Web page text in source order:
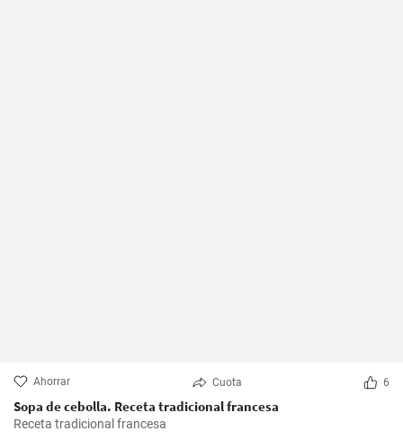
Ahorrar Cuota 6
Sopa de cebolla. Receta tradicional francesa
Receta tradicional francesa